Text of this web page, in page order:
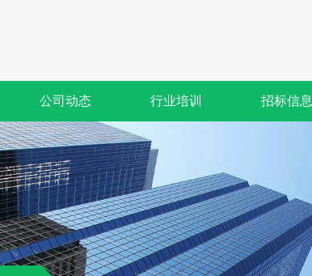
公司动态 行业培训 招标信息